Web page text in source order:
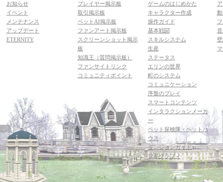
お知らせ
イベント
メンテナンス
アップデート
ETERNITY
プレイヤー掲示板
取引掲示板
ペットAI掲示板
ファンアート掲示板
スクリーンショット掲示
板
知識王（質問掲示板）
ファンサイトリンク
コミュニティポイント
ゲームのはじめかた
キャラクター作成
操作ガイド
基本戦闘
スキルシステム
生産
ステータス
エリンの世界
町のシステム
コミュニケーション
序盤のプレイ
スマートコンテンツ
インタラクションメーカ
ー
ペット探検隊・ペットハ
ウス
ダンジョンガイド
マギグラフィ